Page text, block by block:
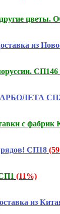
цветы.
из
СП146
с фабрик
СП18
(11%)
из